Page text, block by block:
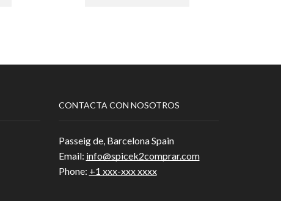
CONTACTA CON NOSOTROS
Passeig de, Barcelona Spain
Email: info@spicek2comprar.com
Phone: +1 xxx-xxx xxxx